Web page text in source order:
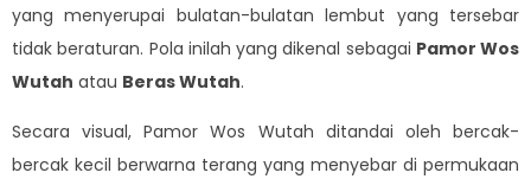
yang menyerupai bulatan-bulatan lembut yang tersebar
tidak beraturan. Pola inilah yang dikenal sebagai Pamor Wos
Wutah atau Beras Wutah.
Secara visual, Pamor Wos Wutah ditandai oleh bercak-
bercak kecil berwarna terang yang menyebar di permukaan